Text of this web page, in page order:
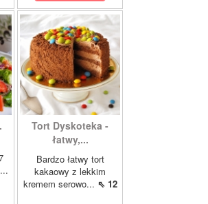
Tort Dyskoteka -
łatwy,...
Bardzo łatwy tort
kakaowy z lekkim
kremem serowo... ⇖ 12